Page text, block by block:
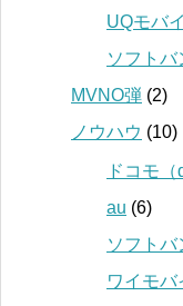
UQモバ
ソフトバ
MVNO弾 (2)
ノウハウ (10)
ドコモ（
au (6)
ソフトバ
ワイモバ